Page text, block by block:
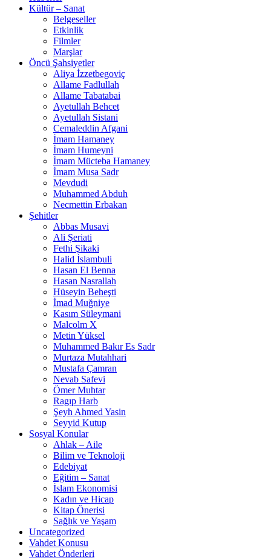
Kültür – Sanat
Belgeseller
Etkinlik
Filmler
Marşlar
Öncü Şahsiyetler
Aliya İzzetbegoviç
Allame Fadlullah
Allame Tabatabai
Ayetullah Behcet
Ayetullah Sistani
Cemaleddin Afgani
İmam Hamaney
İmam Humeyni
İmam Mücteba Hamaney
İmam Musa Sadr
Mevdudi
Muhammed Abduh
Necmettin Erbakan
Şehitler
Abbas Musavi
Ali Şeriati
Fethi Şikaki
Halid İslambuli
Hasan El Benna
Hasan Nasrallah
Hüseyin Beheşti
İmad Muğniye
Kasım Süleymani
Malcolm X
Metin Yüksel
Muhammed Bakır Es Sadr
Murtaza Mutahhari
Mustafa Çamran
Nevab Safevi
Ömer Muhtar
Ragıp Harb
Şeyh Ahmed Yasin
Seyyid Kutup
Sosyal Konular
Ahlak – Aile
Bilim ve Teknoloji
Edebiyat
Eğitim – Sanat
İslam Ekonomisi
Kadın ve Hicap
Kitap Önerisi
Sağlık ve Yaşam
Uncategorized
Vahdet Konusu
Vahdet Önderleri